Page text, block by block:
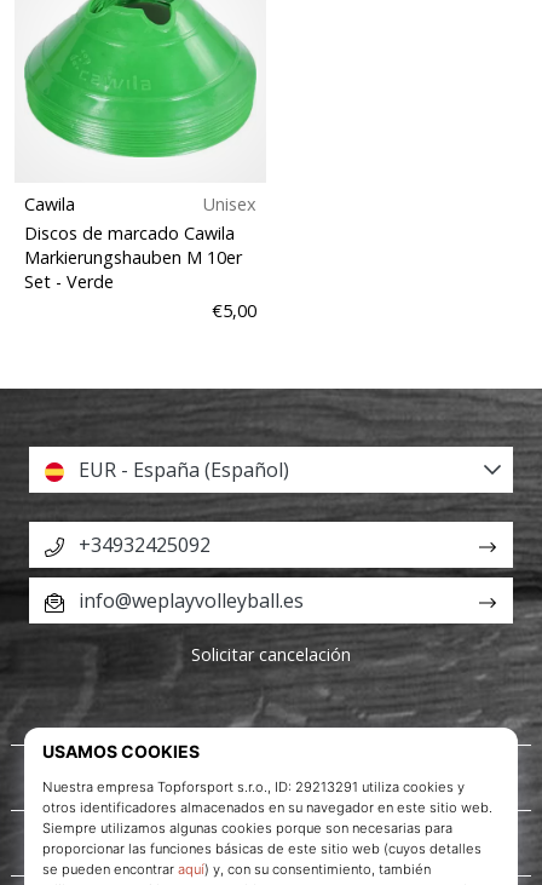
Cawila
Unisex
Discos de marcado Cawila
Markierungshauben M 10er
Set - Verde
€5,00
Acerca de nosotros
Servicio al cliente
EUR - España (Español)
+34932425092
info@weplayvolleyball.es
Solicitar cancelación